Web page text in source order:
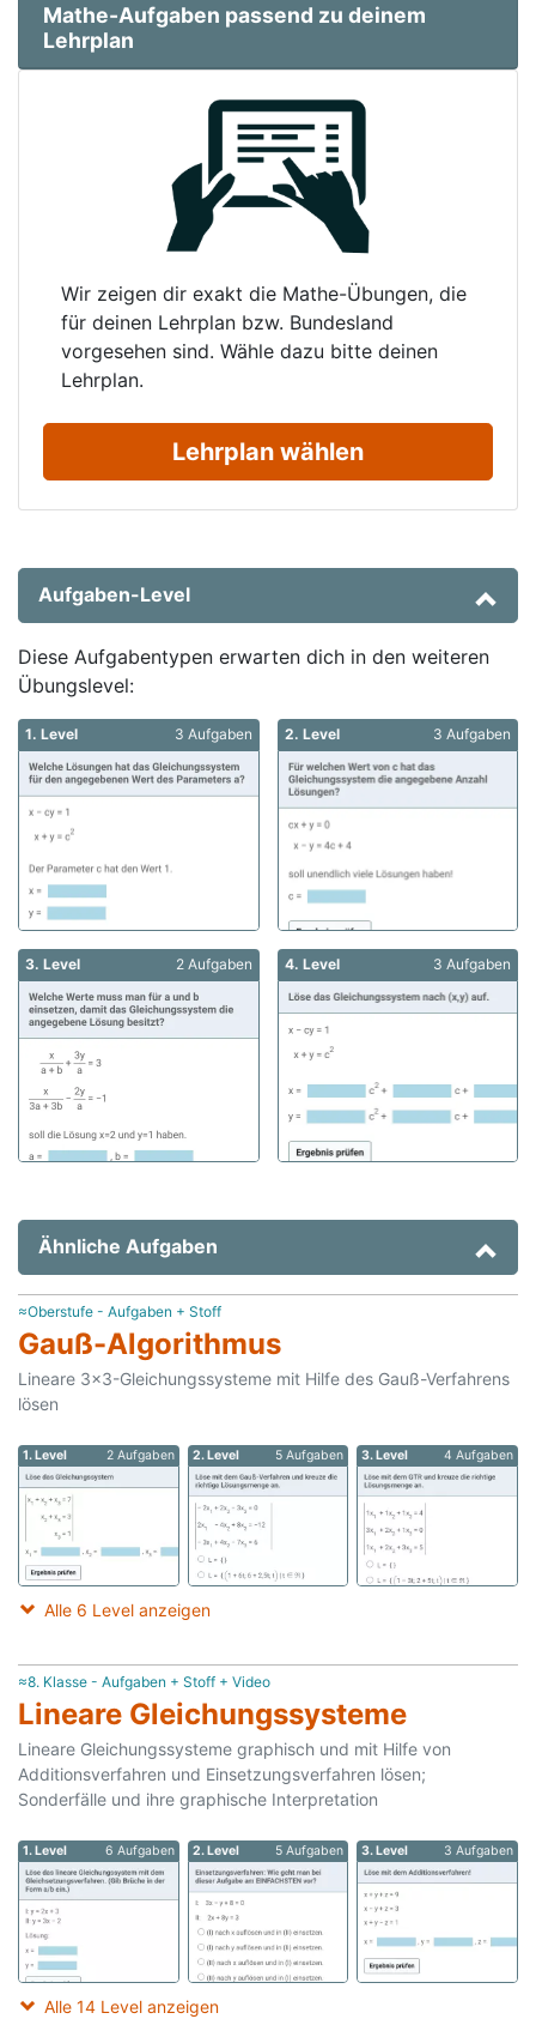
Mathe-Aufgaben passend zu deinem
Lehrplan
Wir zeigen dir exakt die Mathe-Übungen, die
für deinen Lehrplan bzw. Bundesland
vorgesehen sind. Wähle dazu bitte deinen
Lehrplan.
Lehrplan wählen
Aufgaben-Level
Diese Aufgabentypen erwarten dich in den weiteren
Übungslevel:
1. Level 3 Aufgaben 2. Level 3 Aufgaben
3. Level 2 Aufgaben 4. Level 3 Aufgaben
Ähnliche Aufgaben
≈Oberstufe - Aufgaben + Stoff
Gauß-Algorithmus
Lineare 3x3-Gleichungssysteme mit Hilfe des Gauß-Verfahrens
lösen
1. Level 2 Aufgaben 2. Level 5 Aufgaben 3. Level 4 Aufgaben
Alle 6 Level anzeigen
≈8. Klasse - Aufgaben + Stoff + Video
Lineare Gleichungssysteme
Lineare Gleichungssysteme graphisch und mit Hilfe von
Additionsverfahren und Einsetzungsverfahren lösen;
Sonderfälle und ihre graphische Interpretation
1. Level 6 Aufgaben 2. Level 5 Aufgaben 3. Level 3 Aufgaben
Alle 14 Level anzeigen